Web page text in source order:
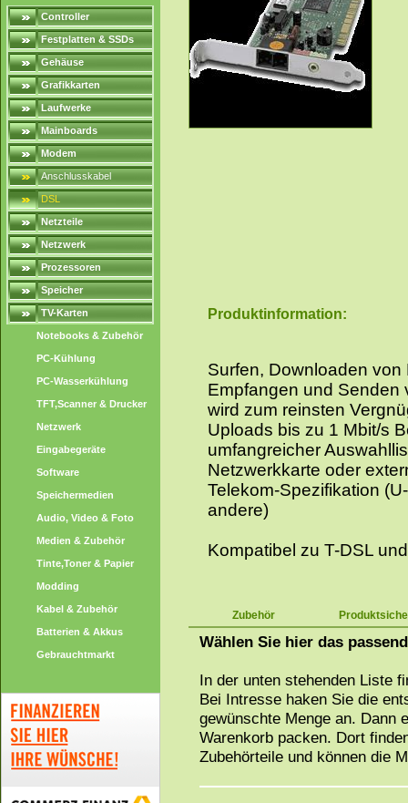
Controller
Festplatten & SSDs
Gehäuse
Grafikkarten
Laufwerke
Mainboards
Modem
Anschlusskabel
DSL
Netzteile
Netzwerk
Prozessoren
Speicher
TV-Karten
Notebooks & Zubehör
PC-Kühlung
PC-Wasserkühlung
TFT,Scanner & Drucker
Netzwerk
Eingabegeräte
Software
Speichermedien
Audio, Video & Foto
Medien & Zubehör
Tinte,Toner & Papier
Modding
Kabel & Zubehör
Batterien & Akkus
Gebrauchtmarkt
Produktinformation:
Surfen, Downloaden
Empfangen und Senden
wird zum reinsten
Uploads bis zu 1 Mbit/s
umfangreicher
Netzwerkkarte oder
Telekom-Spezifikation
andere)
Kompatibel zu T-DSL
Zubehör
Wählen Sie hier das
In der unten stehenden Liste
Bei Intresse haken Sie die
gewünschte Menge an. Dann
Warenkorb packen. Dort
Zubehörteile und können die